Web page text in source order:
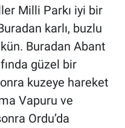
Milli Parkı iyi bir
karlı, buzlu
Buradan Abant
güzel bir
kuzeye hareket
Vapuru ve
Ordu’da